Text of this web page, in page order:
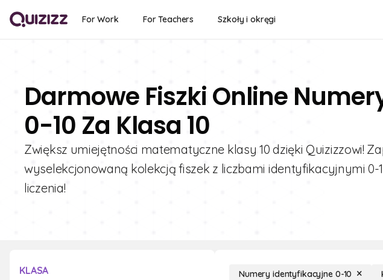
For Work For Teachers Szkoły i okręgi
Darmowe Fiszki Online
0-10 Za Klasa 10
Zwiększ umiejętności matematyczne klasy 10 dzięki Quizizzowi!
wyselekcjonowaną kolekcją fiszek z liczbami identyfikacyjnymi
liczenia!
KLASA Numery identyfikacyjne 0-10